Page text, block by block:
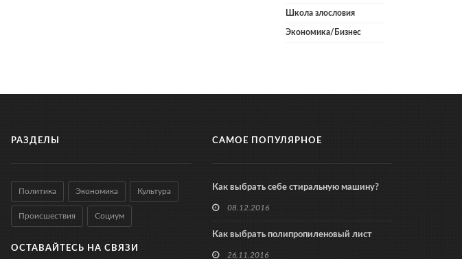
Школа злословия
Экономика/Бизнес
РАЗДЕЛЫ
Политика Экономика Культура
Происшествия Социум
ОСТАВАЙТЕСЬ НА СВЯЗИ
САМОЕ ПОПУЛЯРНОЕ
Как выбрать себе стиральную машину?
08.12.2016
Как выбрать полипропиленовый лист
26.11.2016